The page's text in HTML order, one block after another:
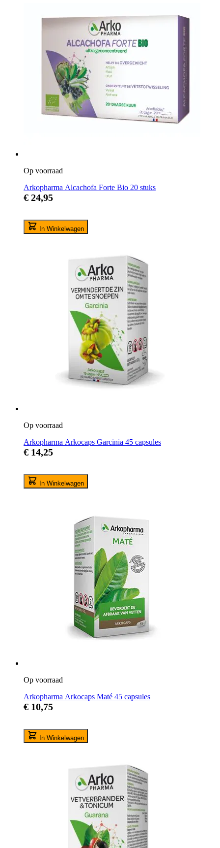
Op voorraad
Arkopharma Alcachofa Forte Bio 20 stuks
€ 24,95
In Winkelwagen
Op voorraad
Arkopharma Arkocaps Garcinia 45 capsules
€ 14,25
In Winkelwagen
Op voorraad
Arkopharma Arkocaps Maté 45 capsules
€ 10,75
In Winkelwagen